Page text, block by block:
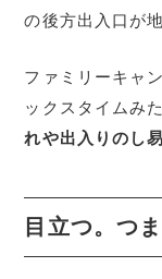
の後方出入口が
ファミリーキャ
ックスタイムみ
れや出入りのし
目立つ。つ